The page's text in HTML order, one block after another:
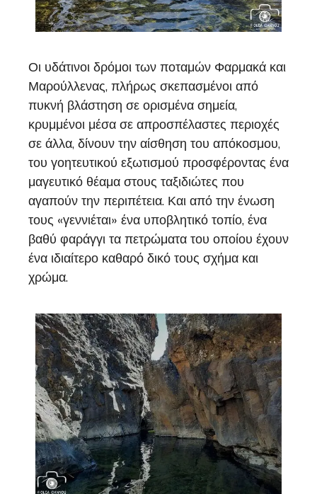
Οι υδάτινοι δρόμοι των ποταμών Φαρμακά και
Μαρούλλενας, πλήρως σκεπασμένοι από
πυκνή βλάστηση σε ορισμένα σημεία,
κρυμμένοι μέσα σε απροσπέλαστες περιοχές
σε άλλα, δίνουν την αίσθηση του απόκοσμου,
του γοητευτικού εξωτισμού προσφέροντας ένα
μαγευτικό θέαμα στους ταξιδιώτες που
αγαπούν την περιπέτεια. Και από την ένωση
τους «γεννιέται» ένα υποβλητικό τοπίο, ένα
βαθύ φαράγγι τα πετρώματα του οποίου έχουν
ένα ιδιαίτερο καθαρό δικό τους σχήμα και
χρώμα.